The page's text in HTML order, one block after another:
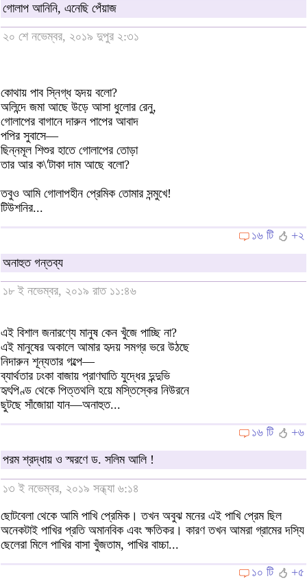
গোলাপ আনিনি, এনেছি পেঁয়াজ
২০ শে নভেম্বর, ২০১৯ দুপুর ২:৩১
কোথায় পাব স্নিগ্ধ হৃদয় বলো?
অলিন্দে জমা আছে উড়ে আসা ধুলোর রেনু,
গোলাপের বাগানে দারুন পাপের আবাদ
পপির সুবাসে—
ছিন্নমূল শিশুর হাতে গোলাপের তোড়া
তার আর ক\'টাকা দাম আছে বলো?
তবুও আমি গোলাপহীন প্রেমিক তোমার সন্মুখে!
টিউশনির...
১৬ টি
+২
অনাহুত গন্তব্য
১৮ ই নভেম্বর, ২০১৯ রাত ১১:৪৬
এই বিশাল জনারণ্যে মানুষ কেন খুঁজে পাচ্ছি না?
এই মানুষের অকালে আমার হৃদয় সমগ্র ভরে উঠছে
নিদারুন শূন্যতার গল্পে—
ব্যার্থতার ঢংকা বাজায় প্রাণঘাতি যুদ্ধের দুন্দুভি
হৃৎপিণ্ড থেকে পিত্তথলি হয়ে মস্তিস্কের নিউরনে
ছুটছে সাঁজোয়া যান—অনাহুত...
১৬ টি
+৬
পরম শ্রদ্ধায় ও স্মরণে ড. সলিম আলি !
১৩ ই নভেম্বর, ২০১৯ সন্ধ্যা ৬:১৪
ছোটবেলা থেকে আমি পাখি প্রেমিক। তখন অবুঝ মনের এই পাখি প্রেম ছিল
অনেকটাই পাখির প্রতি অমানবিক এবং ক্ষতিকর। কারণ তখন আমরা গ্রামের দস্যি
ছেলেরা মিলে পাখির বাসা খুঁজতাম, পাখির বাচ্চা...
১০ টি
+৫